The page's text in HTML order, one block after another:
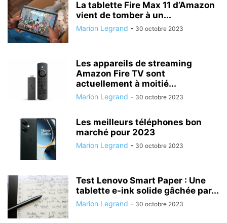
La tablette Fire Max 11 d’Amazon
vient de tomber à un...
Marion Legrand - 30 octobre 2023
Les appareils de streaming
Amazon Fire TV sont
actuellement à moitié...
Marion Legrand - 30 octobre 2023
Les meilleurs téléphones bon
marché pour 2023
Marion Legrand - 30 octobre 2023
Test Lenovo Smart Paper : Une
tablette e-ink solide gâchée par...
Marion Legrand - 30 octobre 2023